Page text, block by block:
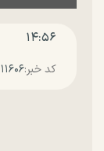
۱۴:۵۶
کد خبر:۱۱۶۰۶